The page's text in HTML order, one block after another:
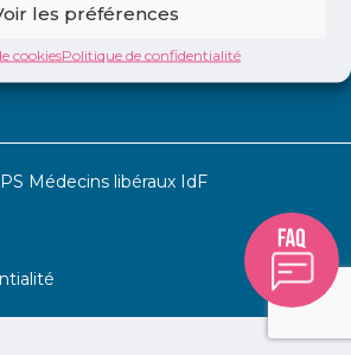
les préférences
cookiesPolitique de confidentialité
l’installation
Médecins libéraux IdF